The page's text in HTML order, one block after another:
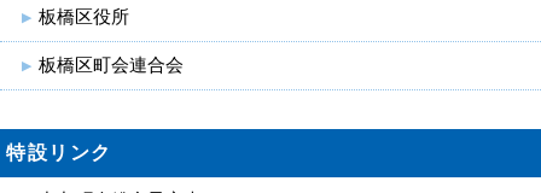
板橋区役所
板橋区町会連合会
特設リンク